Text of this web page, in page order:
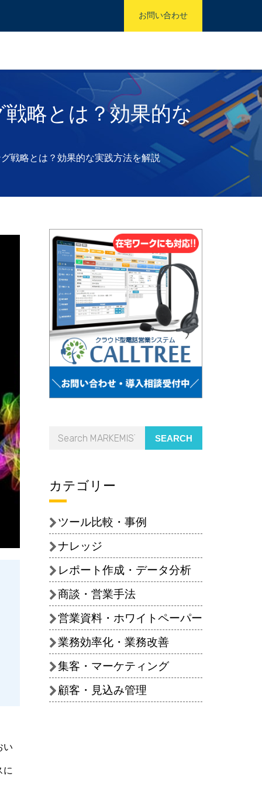
お問い合わせ
略とは？効果的な
戦略とは？効果的な実践方法を解説
い
に
SEARCH
カテゴリー
ツール比較・事例
ナレッジ
レポート作成・データ分析
商談・営業手法
営業資料・ホワイトペーパー
業務効率化・業務改善
集客・マーケティング
顧客・見込み管理